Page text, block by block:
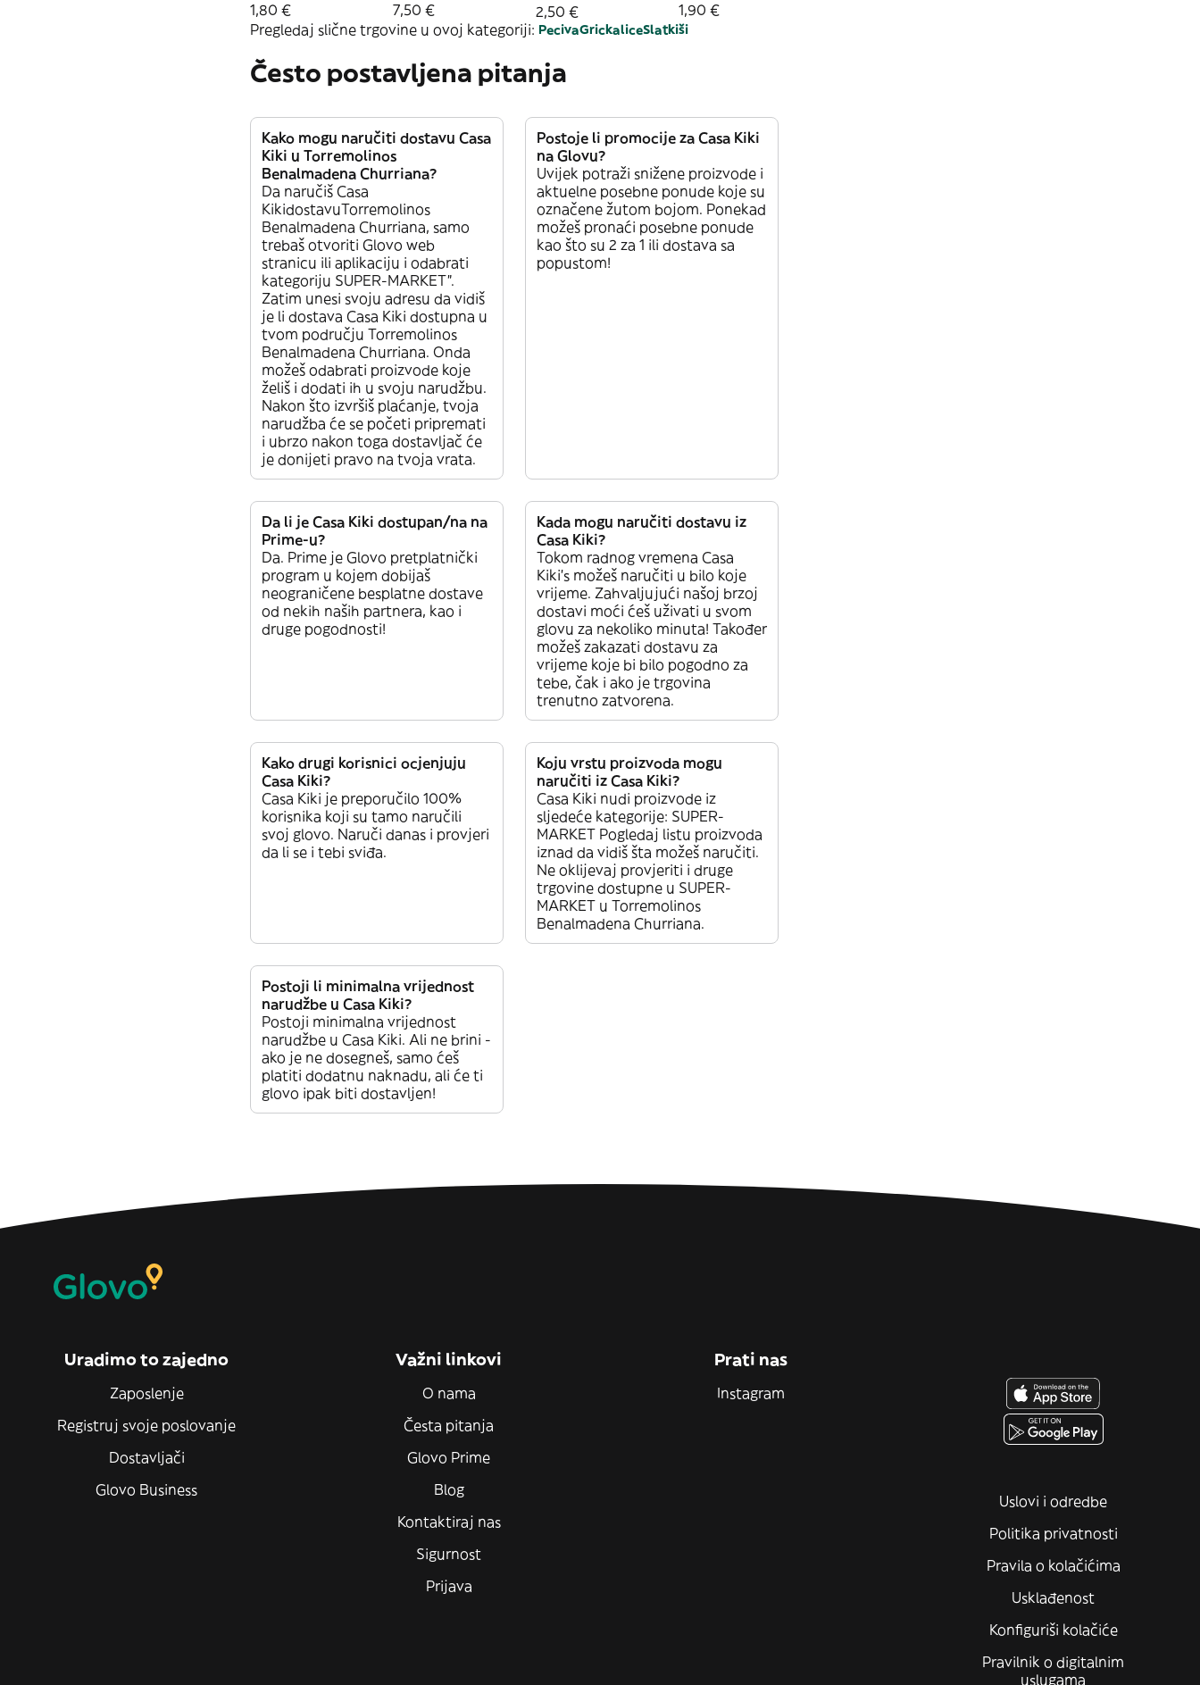
1,80 € 7,50 €
2,50 €
1,90 €
Pregledaj slične trgovine u ovoj kategoriji: PecivaGrickaliceSlatkiši
Često postavljena pitanja
Kako mogu naručiti dostavu Casa
Kiki u Torremolinos
Benalmadena Churriana?
Da naručiš Casa
KikidostavuTorremolinos
Benalmadena Churriana, samo
trebaš otvoriti Glovo web
stranicu ili aplikaciju i odabrati
kategoriju SUPER-MARKET”.
Zatim unesi svoju adresu da vidiš
je li dostava Casa Kiki dostupna u
tvom području Torremolinos
Benalmadena Churriana. Onda
možeš odabrati proizvode koje
želiš i dodati ih u svoju narudžbu.
Nakon što izvršiš plaćanje, tvoja
narudžba će se početi pripremati
i ubrzo nakon toga dostavljač će
je donijeti pravo na tvoja vrata.
Postoje li promocije za Casa Kiki
na Glovu?
Uvijek potraži snižene proizvode i
aktuelne posebne ponude koje su
označene žutom bojom. Ponekad
možeš pronaći posebne ponude
kao što su 2 za 1 ili dostava sa
popustom!
Da li je Casa Kiki dostupan/na na
Prime-u?
Da. Prime je Glovo pretplatnički
program u kojem dobijaš
neograničene besplatne dostave
od nekih naših partnera, kao i
druge pogodnosti!
Kada mogu naručiti dostavu iz
Casa Kiki?
Tokom radnog vremena Casa
Kiki’s možeš naručiti u bilo koje
vrijeme. Zahvaljujući našoj brzoj
dostavi moći ćeš uživati u svom
glovu za nekoliko minuta! Također
možeš zakazati dostavu za
vrijeme koje bi bilo pogodno za
tebe, čak i ako je trgovina
trenutno zatvorena.
Kako drugi korisnici ocjenjuju
Casa Kiki?
Casa Kiki je preporučilo 100%
korisnika koji su tamo naručili
svoj glovo. Naruči danas i provjeri
da li se i tebi sviđa.
Koju vrstu proizvoda mogu
naručiti iz Casa Kiki?
Casa Kiki nudi proizvode iz
sljedeće kategorije: SUPER-
MARKET Pogledaj listu proizvoda
iznad da vidiš šta možeš naručiti.
Ne oklijevaj provjeriti i druge
trgovine dostupne u SUPER-
MARKET u Torremolinos
Benalmadena Churriana.
Postoji li minimalna vrijednost
narudžbe u Casa Kiki?
Postoji minimalna vrijednost
narudžbe u Casa Kiki. Ali ne brini -
ako je ne dosegneš, samo ćeš
platiti dodatnu naknadu, ali će ti
glovo ipak biti dostavljen!
Uradimo to zajedno
Zaposlenje
Registruj svoje poslovanje
Dostavljači
Glovo Business
Važni linkovi
O nama
Česta pitanja
Glovo Prime
Blog
Kontaktiraj nas
Sigurnost
Prijava
Prati nas
Instagram
Uslovi i odredbe
Politika privatnosti
Pravila o kolačićima
Usklađenost
Konfiguriši kolačiće
Pravilnik o digitalnim
uslugama